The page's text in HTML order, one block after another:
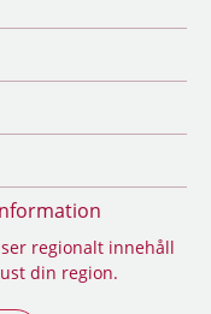
regionalt innehåll
din region.